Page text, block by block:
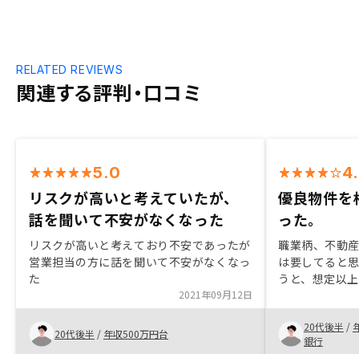
関連する評判・口コミ
RELATED REVIEWS
5.0
リスクが高いと考えていたが、
話を聞いて不安がなくなった
リスクが高いと考えており不安であったが
営業担当の方に話を聞いて不安がなくなっ
た
2021年09月12日
20代後半 / 年収500万円台
優良物件を
った。
職業柄、不動
は要してると
うと、想定以
はとても魅力
出会えるまで
20代後半 /
銀行